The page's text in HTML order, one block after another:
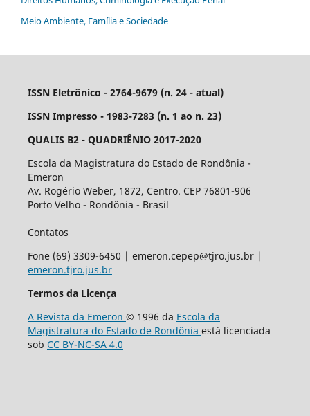
Meio Ambiente, Família e Sociedade
ISSN Eletrônico - 2764-9679 (n. 24 - atual)
ISSN Impresso - 1983-7283 (n. 1 ao n. 23)
QUALIS B2 - QUADRIÊNIO 2017-2020
Escola da Magistratura do Estado de Rondônia -
Emeron
Av. Rogério Weber, 1872, Centro. CEP 76801-906
Porto Velho - Rondônia - Brasil
Contatos
Fone (69) 3309-6450 | emeron.cepep@tjro.jus.br |
emeron.tjro.jus.br
Termos da Licença
A Revista da Emeron © 1996 da Escola da
Magistratura do Estado de Rondônia está licenciada
sob CC BY-NC-SA 4.0